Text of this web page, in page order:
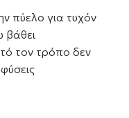
πύελο για τυχόν
βάθει
τον τρόπο δεν